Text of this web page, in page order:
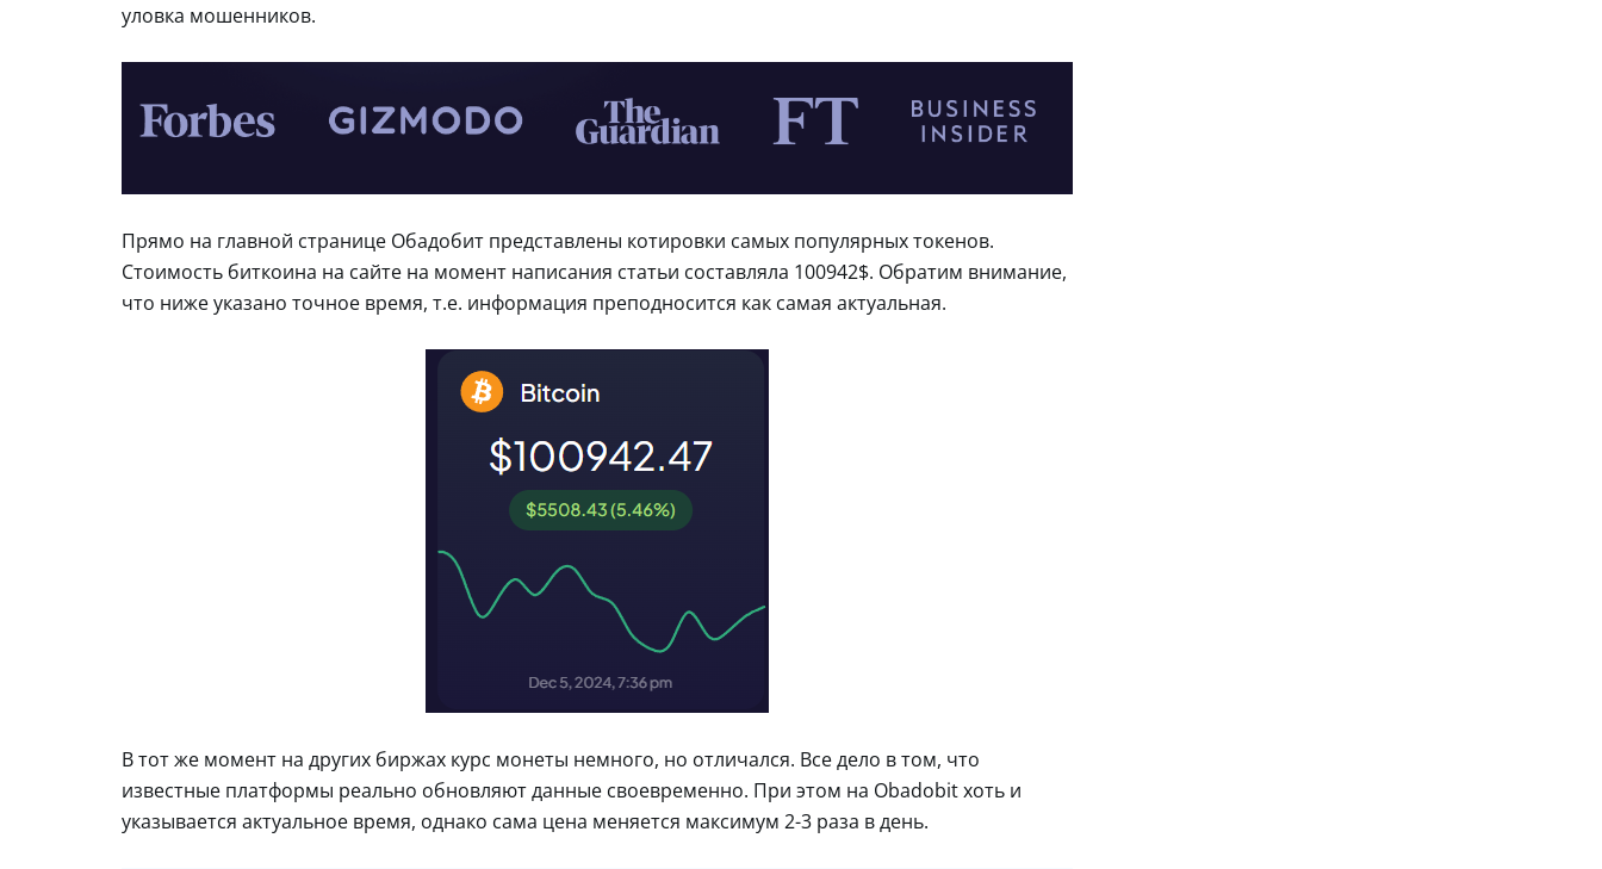
уловка мошенников.
Прямо на главной странице Обадобит представлены котировки самых популярных токенов.
Стоимость биткоина на сайте на момент написания статьи составляла 100942$. Обратим внимание,
что ниже указано точное время, т.е. информация преподносится как самая актуальная.
В тот же момент на других биржах курс монеты немного, но отличался. Все дело в том, что
известные платформы реально обновляют данные своевременно. При этом на Obadobit хоть и
указывается актуальное время, однако сама цена меняется максимум 2-3 раза в день.